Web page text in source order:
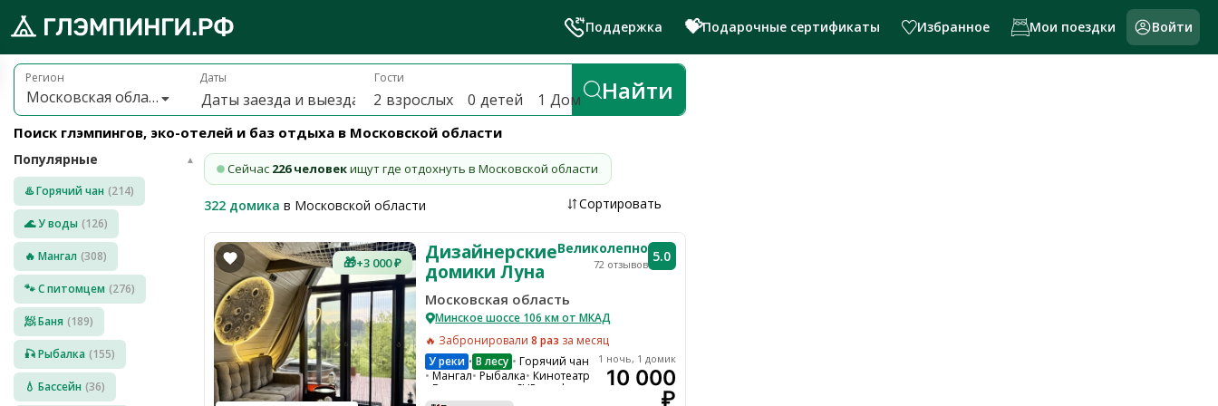
Поддержка 💝Подарочные сертификаты Избранное Мои поездки Войти
Мои
Подарочные
сертификаты
Бронируй лучшие глэмпинги и эко-отели России
Регион
Московская область
Даты Гости
2 взрослых 0 детей 1 Дом Найти
Поиск глэмпингов, эко-отелей и баз отдыха в Московской области
Популярные ▲
♨️ Горячий чан (214)
🌊 У воды (126)
🔥 Мангал (308)
🐾 С питомцем (276)
🧖 Баня (189)
🎣 Рыбалка (155)
💧 Бассейн (36)
Сейчас 226 человекищут где отдохнуть в Московской области
Сортировать
322 домика в Московской области
🎁+3 000 ₽
Великолепно
72 отзывов 5.0
Дизайнерские
домики Луна
Московская область
Минское шоссе 106 км от МКАД
🔥 Забронировали8 раз за месяц
У реки • В лесу
Горячий чан
Мангал Рыбалка Кинотеатр
Велопрогулки
SUP-серф
Квадроциклы Лодка
1 ночь, 1 домик
10 000
₽